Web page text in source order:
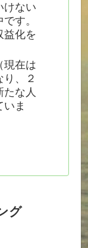
ない
す。
益化を
現在は
、２
たな人
ま
グ